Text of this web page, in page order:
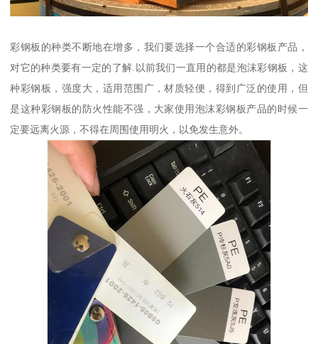
彩钢板的种类不断地在增多，我们要选择一个合适的彩钢板产品，
对它的种类要有一定的了解.以前我们一直用的都是泡沫彩钢板，这
种彩钢板，强度大，适用范围广，材质轻便，得到广泛的使用，但
是这种彩钢板的防火性能不强，大家使用泡沫彩钢板产品的时候一
定要远离火源，不得在周围使用明火，以免发生意外。